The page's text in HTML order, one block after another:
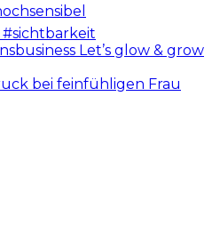
bei feinfühligen Frau